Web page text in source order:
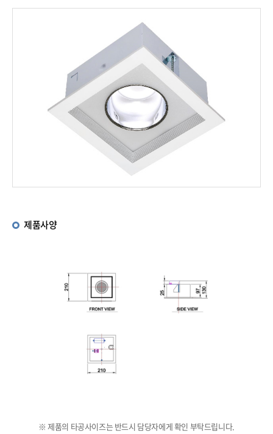
제품사양
※ 제품의 타공사이즈는 반드시 담당자에게 확인 부탁드립니다.